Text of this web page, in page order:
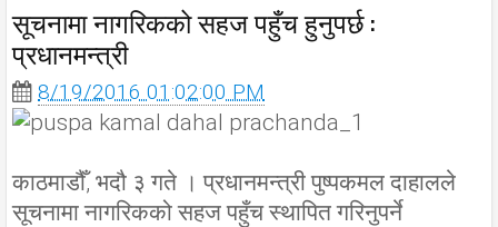
सूचनामा नागरिकको सहज पहुँच हुनुपर्छ :
प्रधानमन्त्री
8/19/2016 01:02:00 PM
काठमाडौँ, भदौ ३ गते । प्रधानमन्त्री पुष्पकमल दाहालले
सूचनामा नागरिकको सहज पहुँच स्थापित गरिनुपर्ने